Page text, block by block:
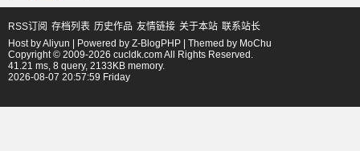
RSS订阅 存档列表 历史作品 友情链接 关于本站 联系站长
Host byAliyun | Powered by Z-BlogPHP | Themed by MoChu
Copyright © 2009-2026 cucldk.com All Rights Reserved.
41.21 ms, 8 query, 2133KB memory.
2026-08-07 20:57:59 Friday